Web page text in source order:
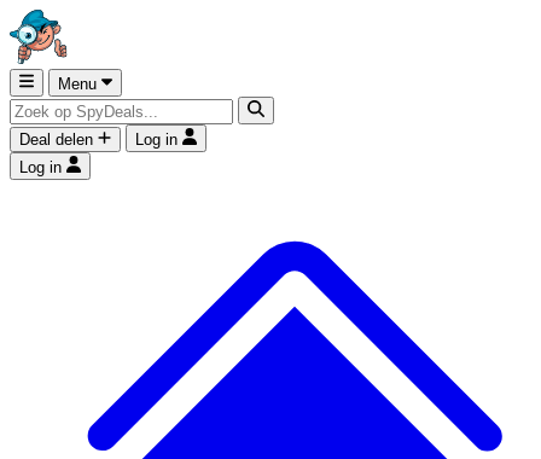
Menu
Deal delen
Log in
Log in